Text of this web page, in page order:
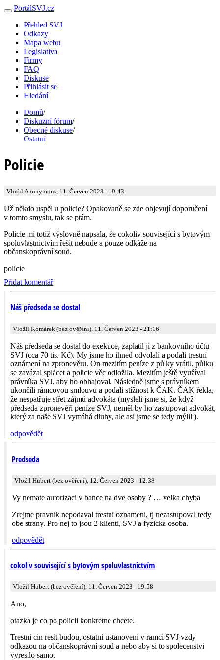
PortálSVJ.cz
Přehled SVJ
Odkazy
Mapa webu
Legislativa
Firmy
FAQ
Diskuse
Přihlásit se
Hledání
Domů/
Diskuzní fórum/
Obecné diskuse/
Ostatní
Policie
Vložil Anonymous, 11. Červen 2023 - 19:43
Už někdo uspěl u policie? Opakovaně se zde objevují doporučení
v tomto smyslu, tak se ptám.
Policie mi totiž výslovně napsala, že cokoliv související s bytovým
spoluvlastnictvím řešit nebude a pouze odkáže na
občanskoprávní sou­d.
policie
Přidat komentář
Náš předseda se dostal
Vložil Komárek (bez ověření), 11. Červen 2023 - 21:16
Náš předseda se dostal do exekuce, zaplatil ji z bankovního účtu
SVJ (cca 70 tis. Kč). My jsme ho ihned odvolali a podali trestní
oznámení na zpronevěru. On mezitím peníze z půlky vrátil, půlku
se zavázal splácet a policie věc odložila. Mezitím ještě využíval
právníka SVJ, aby ho obhajoval. Následně jsme s právníkem
ukončili rámcovou smlouvu a podali stížnost k ČAK. ČAK řekla,
že nespatřuje střet zájmů advokáta (mysleli jsme si, že když
předseda zpronevěří peníze SVJ, neměl by ho zastupovat advokát,
který za naše SVJ vymáhá dluhy, ale asi jsme se tedy mýlili).
odpovědět
Predseda
Vložil Hubert (bez ověření), 12. Červen 2023 - 12:38
Vy nemate autorizaci v bance na dve osoby ? … velka chyba
Zrejme pravnik nepodaval trestni oznameni, tj nezastupoval tedy
obe strany. Pro nej to jsou 2 klienti, SVJ a fyzicka osoba.
odpovědět
cokoliv související s bytovým spoluvlastnictvím
Vložil Hubert (bez ověření), 11. Červen 2023 - 19:58
Ano,
otazka je co po policii konkretne chcete.
Trestni cin resit budou, ostatni ustanoveni v ramci SVJ vzdy
odkazou na občanskoprávní soud a nebo aby si to spolecenstvi
vyresilo samo.